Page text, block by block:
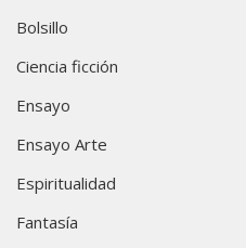
Bolsillo
Ciencia ficción
Ensayo
Ensayo Arte
Espiritualidad
Fantasía